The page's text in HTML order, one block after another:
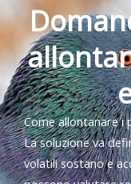
Come allontanare i
La soluzione va
volatili sostano e